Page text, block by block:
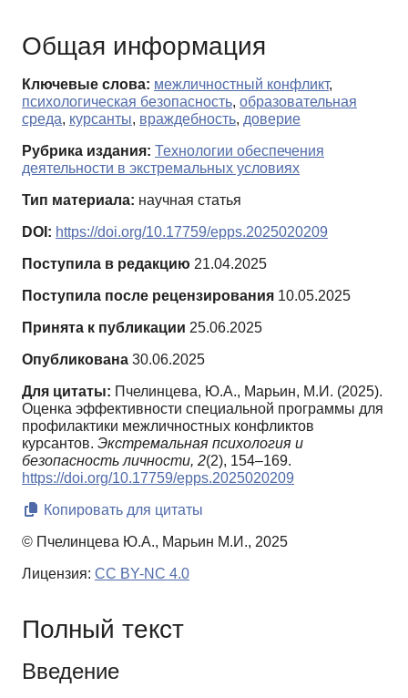
Общая информация
Ключевые слова: межличностный конфликт,
психологическая безопасность, образовательная
среда, курсанты, враждебность, доверие
Рубрика издания: Технологии обеспечения
деятельности в экстремальных условиях
Тип материала: научная статья
DOI: https://doi.org/10.17759/epps.2025020209
Поступила в редакцию 21.04.2025
Поступила после рецензирования 10.05.2025
Принята к публикации 25.06.2025
Опубликована 30.06.2025
Для цитаты: Пчелинцева, Ю.А., Марьин, М.И. (2025).
Оценка эффективности специальной программы для
профилактики межличностных конфликтов
курсантов. Экстремальная психология и
безопасность личности, 2(2), 154–169.
https://doi.org/10.17759/epps.2025020209
Копировать для цитаты
© Пчелинцева Ю.А., Марьин М.И., 2025
Лицензия: CC BY-NC 4.0
Полный текст
Введение